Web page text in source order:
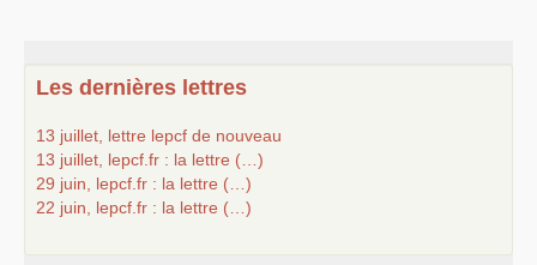
Les dernières lettres
13 juillet, lettre lepcf de nouveau
13 juillet, lepcf.fr : la lettre (…)
29 juin, lepcf.fr : la lettre (…)
22 juin, lepcf.fr : la lettre (…)